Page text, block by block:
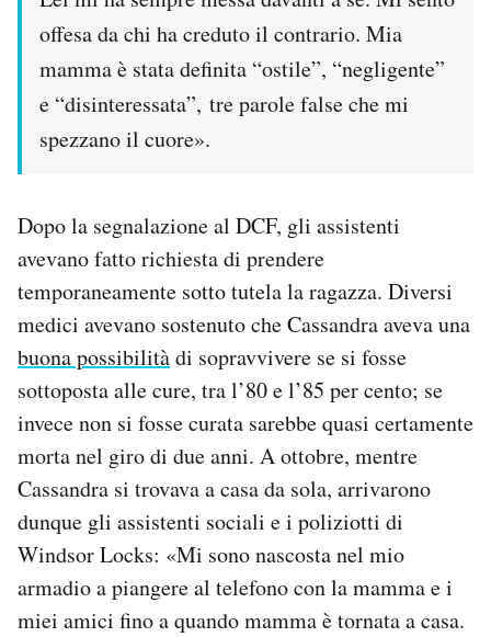
offesa da chi ha creduto il contrario. Mia
mamma è stata definita “ostile”, “negligente”
e “disinteressata”, tre parole false che mi
spezzano il cuore».
Dopo la segnalazione al DCF, gli assistenti
avevano fatto richiesta di prendere
temporaneamente sotto tutela la ragazza. Diversi
medici avevano sostenuto che Cassandra aveva una
buona possibilitàdi sopravvivere se si fosse
sottoposta alle cure, tra l’80 e l’85 per cento; se
invece non si fosse curata sarebbe quasi certamente
morta nel giro di due anni. A ottobre, mentre
Cassandra si trovava a casa da sola, arrivarono
dunque gli assistenti sociali e i poliziotti di
Windsor Locks: «Mi sono nascosta nel mio
armadio a piangere al telefono con la mamma e i
miei amici fino a quando mamma è tornata a casa.